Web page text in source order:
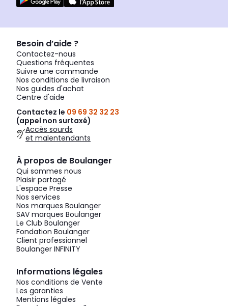
Besoin d’aide ?
Contactez-nous
Questions fréquentes
Suivre une commande
Nos conditions de livraison
Nos guides d'achat
Centre d'aide
Contactez le 09 69 32 32 23
(appel non surtaxé)
Accès sourds
et malentendants
À propos de Boulanger
Qui sommes nous
Plaisir partagé
L'espace Presse
Nos services
Nos marques Boulanger
SAV marques Boulanger
Le Club Boulanger
Fondation Boulanger
Client professionnel
Boulanger INFINITY
Informations légales
Nos conditions de Vente
Les garanties
Mentions légales